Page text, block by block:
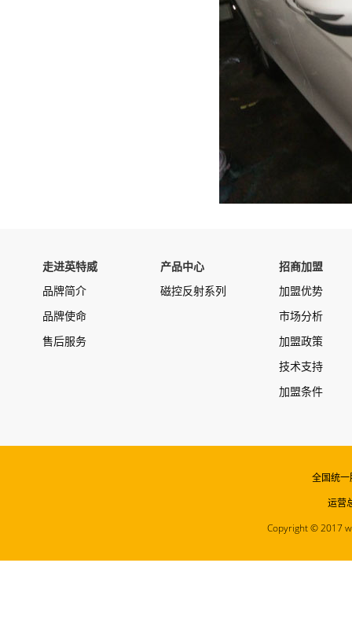
走进英特威
品牌简介
品牌使命
售后服务
产品中心
磁控反射系列
招商加盟
加盟优势
市场分析
加盟政策
技术支持
加盟条件
全国统
运营
Copyright © 2017